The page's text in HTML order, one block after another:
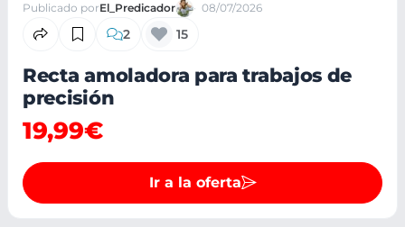
Publicado porEl_Predicador 08/07/2026
2 15
Recta amoladora para trabajos de
precisión
19,99€
Ir a la oferta